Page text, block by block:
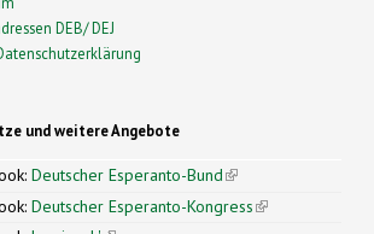
DEB/ DEJ
und weitere Angebote
Deutscher Esperanto-Bund(link is
external)
Deutscher Esperanto-Kongress(link is